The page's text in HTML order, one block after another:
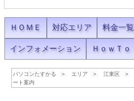
ＨＯＭＥ 対応エリア 料金一覧
インフォメーション ＨｏｗＴｏ
パソコンたすかる エリア 江東区
ート案内